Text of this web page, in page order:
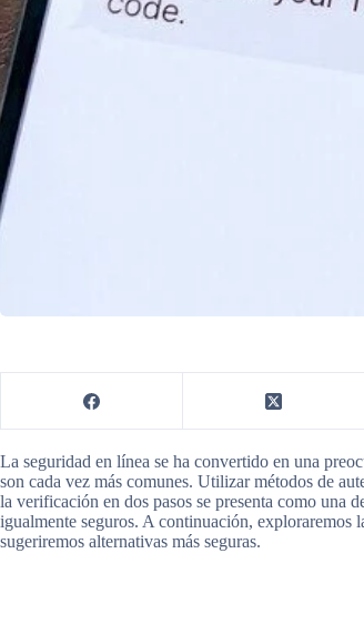
La seguridad en línea se ha convertido en una
son cada vez más comunes. Utilizar métodos de
la verificación en dos pasos se presenta como una
igualmente seguros. A continuación, exploraremos
sugeriremos alternativas más seguras.